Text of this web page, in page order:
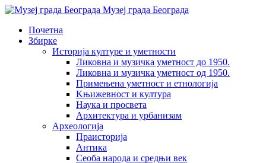
Музеј града Београда
Почетна
Збирке
Историја културе и уметности
Ликовна и музичка уметност до 1950.
Ликовна и музичка уметност од 1950.
Примењена уметност и етнологија
Kњижевност и културa
Наука и просвета
Архитектура и урбанизам
Aрхеологија
Праисторија
Антика
Сеоба народа и средњи век